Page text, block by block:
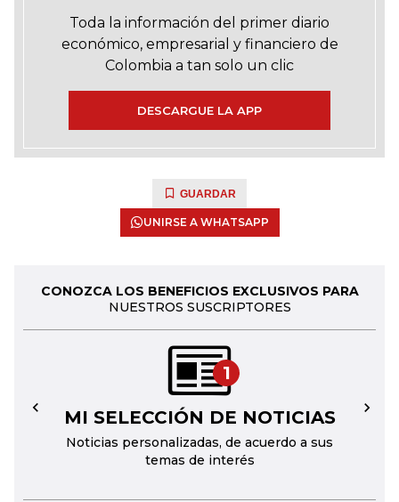
Toda la información del primer diario
económico, empresarial y financiero de
Colombia a tan solo un clic
DESCARGUE LA APP
GUARDAR
UNIRSE A WHATSAPP
CONOZCA LOS BENEFICIOS EXCLUSIVOS PARA
NUESTROS SUSCRIPTORES
1
MI SELECCIÓN DE NOTICIAS
Noticias personalizadas, de acuerdo a sus
temas de interés
← →